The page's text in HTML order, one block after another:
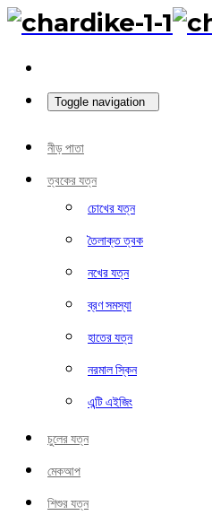
Toggle navigation
নীড় পাতা
ত্বকের যত্ন
চোখের যত্ন
তৈলাক্ত ত্বক
নখের যত্ন
ব্রণ সমস্যা
হাতের যত্ন
নরমাল স্কিন
এন্টি এইজিং
চুলের যত্ন
মেকআপ
শিশুর যত্ন